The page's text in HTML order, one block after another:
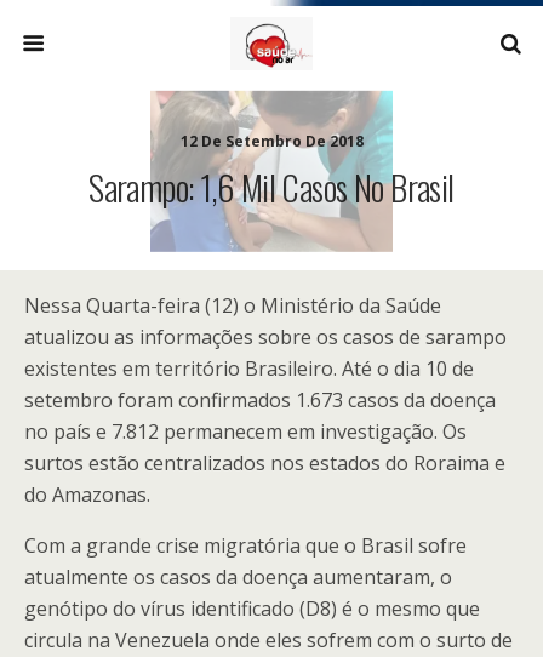
12 De Setembro De 2018
Sarampo: 1,6 Mil Casos No Brasil
Nessa Quarta-feira (12) o Ministério da Saúde
atualizou as informações sobre os casos de sarampo
existentes em território Brasileiro. Até o dia 10 de
setembro foram confirmados 1.673 casos da doença
no país e 7.812 permanecem em investigação. Os
surtos estão centralizados nos estados do Roraima e
do Amazonas.
Com a grande crise migratória que o Brasil sofre
atualmente os casos da doença aumentaram, o
genótipo do vírus identificado (D8) é o mesmo que
circula na Venezuela onde eles sofrem com o surto de